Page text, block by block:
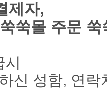
제자,
쑥몰 주문
시
신 성함, 연락